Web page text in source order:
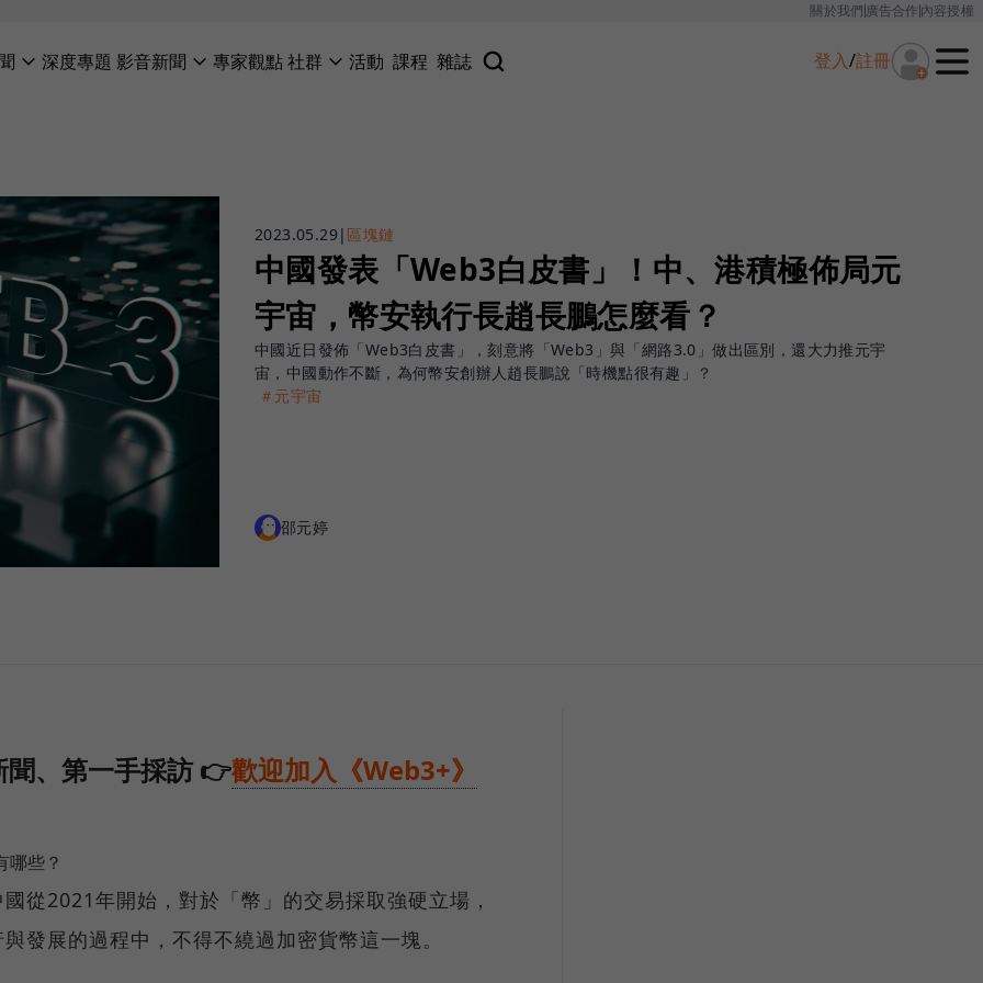
關於我們廣告合作內容授權
深度專題 影音新聞 專家觀點社群 活動 課程 雜誌 登入/註冊
2023.05.29 | 區塊鏈
中國發表「Web3白皮書」！中、港積極佈局元
宇宙，幣安執行長趙長鵬怎麼看？
中國近日發佈「Web3白皮書」，刻意將「Web3」與「網路3.0」做出區別，還大力推元宇
宙，中國動作不斷，為何幣安創辦人趙長鵬說「時機點很有趣」？
＃元宇宙
邵元婷
、第一手採訪 👉歡迎加入《Web3+》
哪些？
從2021年開始，對於「幣」的交易採取強硬立場，
發展的過程中，不得不繞過加密貨幣這一塊。